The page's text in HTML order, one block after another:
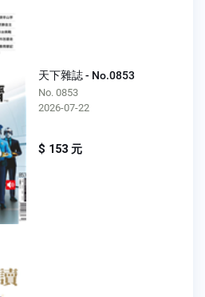
天下雜誌 - No.0853
No. 0853
2026-07-22
$ 153 元